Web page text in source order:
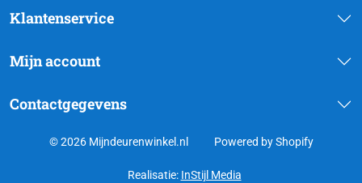
Klantenservice
Mijn account
Contactgegevens
© 2026 Mijndeurenwinkel.nl Powered by Shopify
Realisatie: InStijl Media